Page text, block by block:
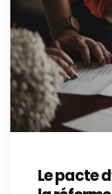
Le pacte